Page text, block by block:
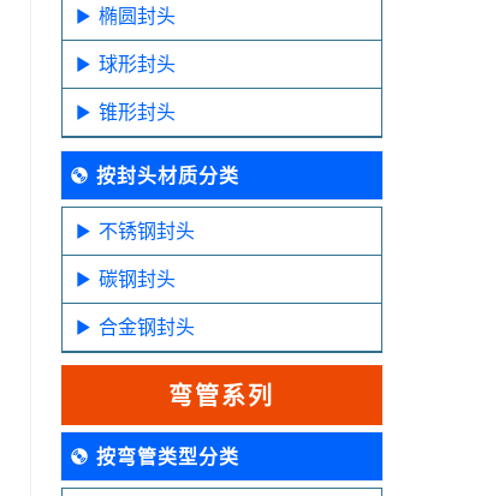
椭圆封头
球形封头
锥形封头
按封头材质分类
不锈钢封头
碳钢封头
合金钢封头
弯管系列
按弯管类型分类